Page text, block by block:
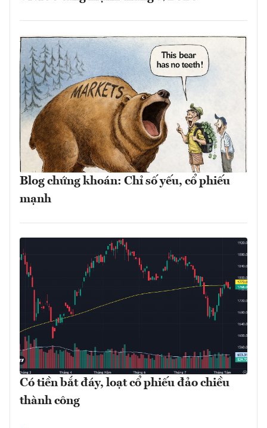
Blog chứng khoán: Chỉ số yếu, cổ phiếu
mạnh
Có tiền bắt đáy, loạt cổ phiếu đảo chiều
thành công